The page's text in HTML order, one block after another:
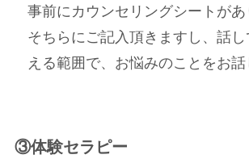
事前にカウンセリングシートがあ
そちらにご記入頂きますし、話
える範囲で、お悩みのことをお話
③体験セラピー